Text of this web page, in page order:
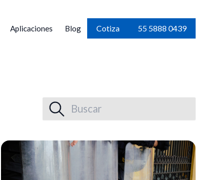
Aplicaciones Blog Cotiza 55 5888 0439